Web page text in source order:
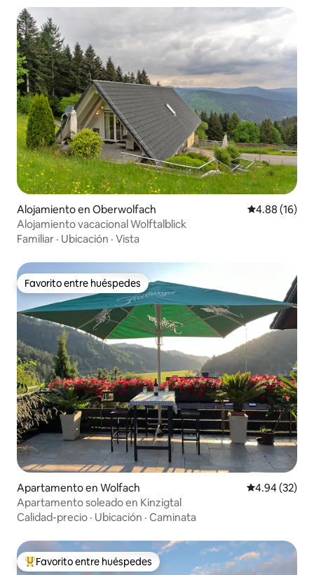
Alojamiento en Oberwolfach Calificación
4.88 (16)
Alojamiento vacacional Wolftalblick
Familiar · Ubicación · Vista
Favorito entre huéspedes
Favorito entre huéspedes
Apartamento en Wolfach Calificación
4.94 (32)
Apartamento soleado en Kinzigtal
Calidad-precio · Ubicación · Caminata
Favorito entre huéspedes preferido
Favorito entre huéspedes